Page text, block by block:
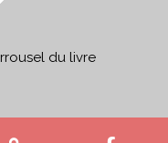
du livre